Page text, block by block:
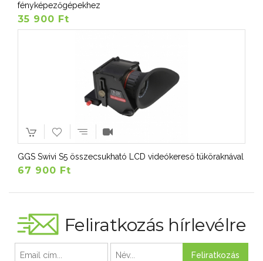
fényképezőgépekhez
35 900 Ft
GGS Swivi S5 összecsukható LCD videókereső tüköraknával
67 900 Ft
Feliratkozás hírlevélre
Feliratkozás